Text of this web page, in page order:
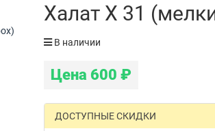
Халат Х 31
В наличии
Цена 600 ₽
ДОСТУПНЫЕ СКИДКИ
5 000 рублей
способы оплаты:
на расчетный счет.
способы оплаты.
на оплату мы отправим вместе с